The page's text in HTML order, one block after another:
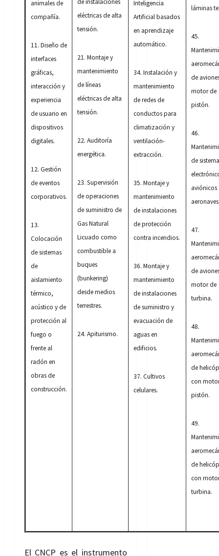
animales de
compañía.
11. Diseño de
interfaces
gráficas,
interacción y
experiencia
de usuario en
dispositivos
digitales.
12. Gestión
de eventos
corporativos.
13.
Colocación
de sistemas
de
aislamiento
térmico,
acústico y de
protección al
fuego o
frente al
radón en
obras de
construcción.
de instalaciones
eléctricas de alta
tensión.
21. Montaje y
mantenimiento
de líneas
eléctricas de alta
tensión.
22. Auditoría
energética.
23. Supervisión
de operaciones
de suministro de
Gas Natural
Licuado como
combustible a
buques
(bunkering)
desde medios
terrestres.
24. Apiturismo.
Inteligencia
Artificial basados
en aprendizaje
automático.
34. Instalación y
mantenimiento
de redes de
conductos para
climatización y
ventilación-
extracción.
35. Montaje y
mantenimiento
de instalaciones
de protección
contra incendios.
36. Montaje y
mantenimiento
de instalaciones
de suministro y
evacuación de
aguas en
edificios.
37. Cultivos
celulares.
láminas
45.
de
motor de
pistón.
46.
de
aviónicos
47.
de
motor de
turbina.
48.
de
con
pistón.
49.
de
con
turbina.
El CNCP es el instrumento